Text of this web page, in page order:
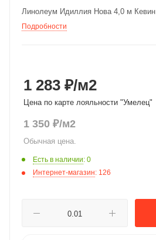
Линолеум Идиллия Нова 4,0 м
Подробности
1 283 ₽/м2
Цена по карте лояльности "Умелец"
1 350 ₽/м2
Обычная цена.
Есть в наличии: 0
Интернет-магазин: 126
выбранный способом
по25%каждые 2 недели
об оплате Плайтом
Остались
8 800 302-